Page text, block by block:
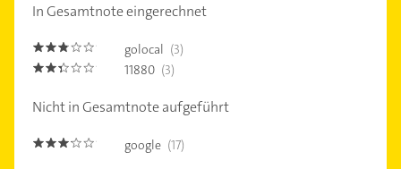
In Gesamtnote eingerechnet
2.7 golocal (3)
2.3 11880 (3)
Nicht in Gesamtnote aufgeführt
3.1000001 google (17)